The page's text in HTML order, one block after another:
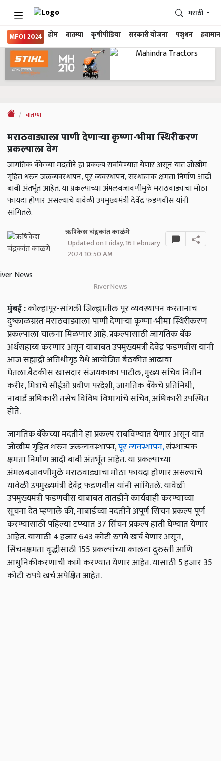
MFOI 2024 होम बातम्या कृषीपीडिया सरकारी योजना पशुधन हवामान
मराठी
बातम्या
मराठवाड्याला पाणी देणाऱ्या कृष्णा-भीमा स्थिरीकरण
प्रकल्पाला वेग
जागतिक बँकेच्या मदतीने हा प्रकल्प राबविण्यात येणार असून यात जोखीम
गृहित धरुन जलव्यवस्थापन, पूर व्यवस्थापन, संस्थात्मक क्षमता निर्माण आदी
बाबी अंतर्भूत आहेत. या प्रकल्पाच्या अंमलबजावणीमुळे मराठवाड्याचा मोठा
फायदा होणार असल्याचे यावेळी उपमुख्यमंत्री देवेंद्र फडणवीस यांनी
सांगितले.
ऋषिकेश चंद्रकांत काळंगे
Updated on Friday, 16 February
2024 10:50 AM
River News
मुंबई :कोल्हापूर-सांगली जिल्ह्यातील पूर व्यवस्थापन करतानाच
दुष्काळग्रस्त मराठवाड्याला पाणी देणाऱ्या कृष्णा-भीमा स्थिरीकरण
प्रकल्पाला चालना मिळणार आहे. प्रकल्पासाठी जागतिक बँक
अर्थसहाय्य करणार असून याबाबत उपमुख्यमंत्री देवेंद्र फडणवीस यांनी
आज सह्याद्री अतिथीगृह येथे आयोजित बैठकीत आढावा
घेतला.बैठकीस खासदार संजयकाका पाटील, मुख्य सचिव नितीन
करीर, मित्राचे सीईओ प्रवीण परदेशी, जागतिक बँकेचे प्रतिनिधी,
नाबार्ड अधिकारी तसेच विविध विभागांचे सचिव, अधिकारी उपस्थित
होते.
जागतिक बँकेच्या मदतीने हा प्रकल्प राबविण्यात येणार असून यात
जोखीम गृहित धरुन जलव्यवस्थापन,पूर व्यवस्थापन,संस्थात्मक
क्षमता निर्माण आदी बाबी अंतर्भूत आहेत. या प्रकल्पाच्या
अंमलबजावणीमुळे मराठवाड्याचा मोठा फायदा होणार असल्याचे
यावेळी उपमुख्यमंत्री देवेंद्र फडणवीस यांनी सांगितले. यावेळी
उपमुख्यमंत्री फडणवीस याबाबत तातडीने कार्यवाही करण्याच्या
सूचना देत म्हणाले की, नाबार्डच्या मदतीने अपूर्ण सिंचन प्रकल्प पूर्ण
करण्यासाठी पहिल्या टप्प्यात 37 सिंचन प्रकल्प हाती घेण्यात येणार
आहेत. यासाठी 4 हजार 643 कोटी रुपये खर्च येणार असून,
सिंचनक्षमता वृद्धीसाठी 155 प्रकल्पांच्या कालवा दुरुस्ती आणि
आधुनिकीकरणाची कामे करण्यात येणार आहेत. यासाठी 5 हजार 35
कोटी रुपये खर्च अपेक्षित आहेत.